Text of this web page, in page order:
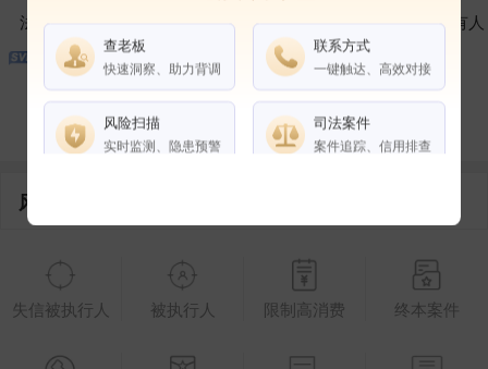
法定代表人 作为受益所有人
控制企业 所属集团
6
合作伙伴
风险信息
失信被执行人 被执行人 限制高消费 终本案件
查老板
快速洞察、助力背调
联系方式
一键触达、高效对接
风险扫描
实时监测、隐患预警
司法案件
案件追踪、信用排查
权益说明 VIP会员 SVIP会员
企业全部电话